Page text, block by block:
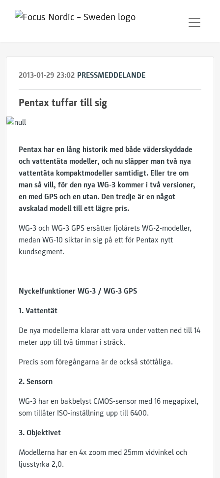
2013-01-29 23:02 PRESSMEDDELANDE
Pentax tuffar till sig
Pentax har en lång historik med både väderskyddade
och vattentäta modeller, och nu släpper man två nya
vattentäta kompaktmodeller samtidigt. Eller tre om
man så vill, för den nya WG-3 kommer i två versioner,
en med GPS och en utan. Den tredje är en något
avskalad modell till ett lägre pris.
WG-3 och WG-3 GPS ersätter fjolårets WG-2-modeller,
medan WG-10 siktar in sig på ett för Pentax nytt
kundsegment.
Nyckelfunktioner WG-3 / WG-3 GPS
1. Vattentät
De nya modellerna klarar att vara under vatten ned till 14
meter upp till två timmar i sträck.
Precis som föregångarna är de också stöttåliga.
2. Sensorn
WG-3 har en bakbelyst CMOS-sensor med 16 megapixel,
som tillåter ISO-inställning upp till 6400.
3. Objektivet
Modellerna har en 4x zoom med 25mm vidvinkel och
ljusstyrka 2,0.